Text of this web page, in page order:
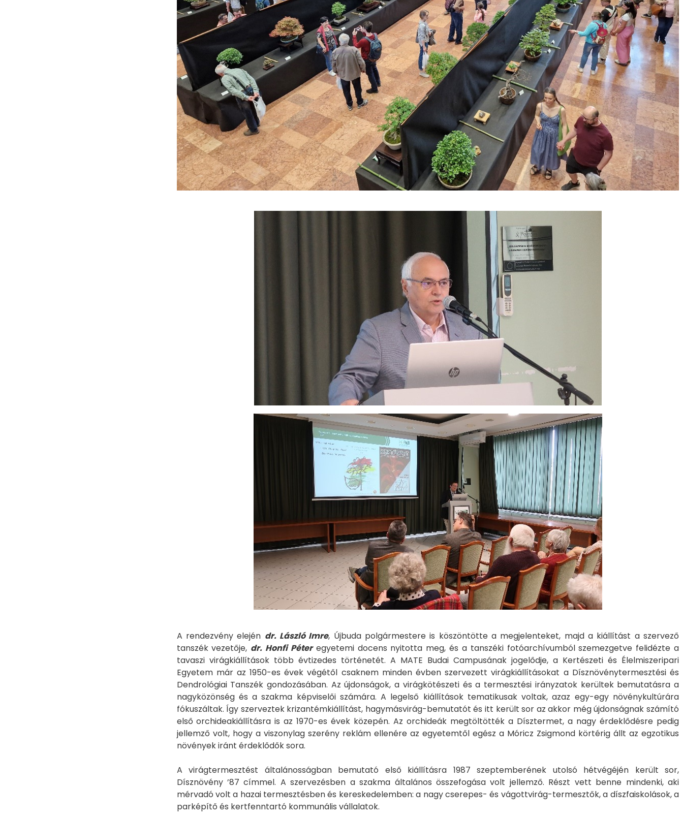
A rendezvény elején dr. László Imre, Újbuda polgármestere is köszöntötte a megjelenteket, majd a kiállítást a szervező
tanszék vezetője, dr. Honfi Péteregyetemi docens nyitotta meg, és a tanszéki fotóarchívumból szemezgetve felidézte a
tavaszi virágkiállítások több évtizedes történetét. A MATE Budai Campusának jogelődje, a Kertészeti és Élelmiszeripari
Egyetem már az 1950-es évek végétől csaknem minden évben szervezett virágkiállításokat a Dísznövénytermesztési és
Dendrológiai Tanszék gondozásában. Az újdonságok, a virágkötészeti és a termesztési irányzatok kerültek bemutatásra a
nagyközönség és a szakma képviselői számára. A legelső kiállítások tematikusak voltak, azaz egy-egy növénykultúrára
fókuszáltak. Így szerveztek krizantémkiállítást, hagymásvirág-bemutatót és itt került sor az akkor még újdonságnak számító
első orchideakiállításra is az 1970-es évek közepén. Az orchideák megtöltötték a Dísztermet, a nagy érdeklődésre pedig
jellemző volt, hogy a viszonylag szerény reklám ellenére az egyetemtől egész a Móricz Zsigmond körtérig állt az egzotikus
növények iránt érdeklődők sora.
A virágtermesztést általánosságban bemutató első kiállításra 1987 szeptemberének utolsó hétvégéjén került sor,
Dísznövény ’87 címmel. A szervezésben a szakma általános összefogása volt jellemző. Részt vett benne mindenki, aki
mérvadó volt a hazai termesztésben és kereskedelemben: a nagy cserepes- és vágottvirág-termesztők, a díszfaiskolások, a
parképítő és kertfenntartó kommunális vállalatok.